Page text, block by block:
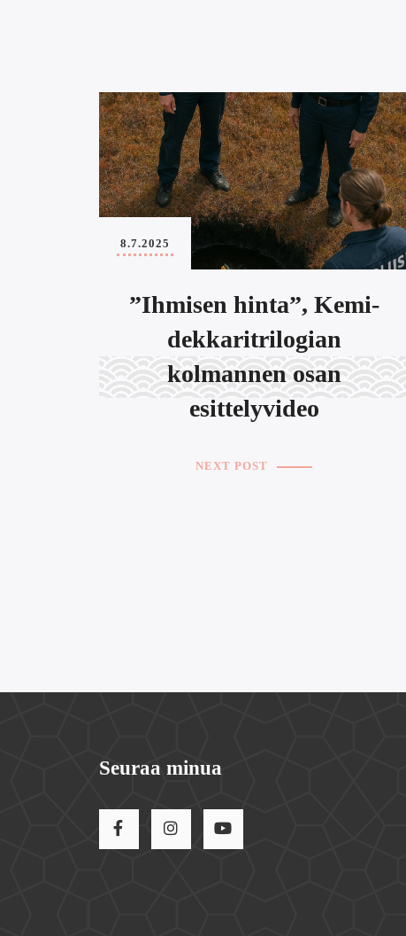
”Ihmisen hinta”, Kemi-
dekkaritrilogian
kolmannen osan
esittelyvideo
8.7.2025
NEXT POST
Seuraa minua